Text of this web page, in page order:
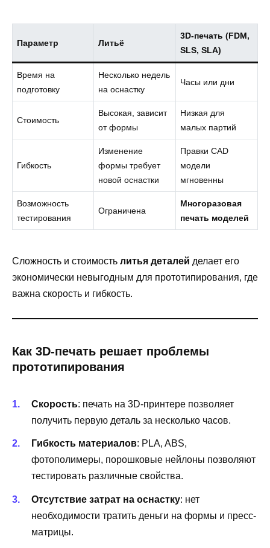
Параметр Литьё
3D-печать (FDM,
SLS, SLA)
Время на
подготовку
Несколько недель
на оснастку
Часы или дни
Стоимость
Высокая, зависит
от формы
Низкая для
малых партий
Гибкость
Изменение
формы требует
новой оснастки
Правки CAD
модели
мгновенны
Возможность
тестирования
Ограничена
Многоразовая
печать моделей
Сложность и стоимость литья деталей делает его
экономически невыгодным для прототипирования, где
важна скорость и гибкость.
Как 3D-печать решает проблемы
прототипирования
Скорость: печать на 3D-принтере позволяет
получить первую деталь за несколько часов.
Гибкость материалов: PLA, ABS,
фотополимеры, порошковые нейлоны позволяют
тестировать различные свойства.
Отсутствие затрат на оснастку: нет
необходимости тратить деньги на формы и пресс-
матрицы.